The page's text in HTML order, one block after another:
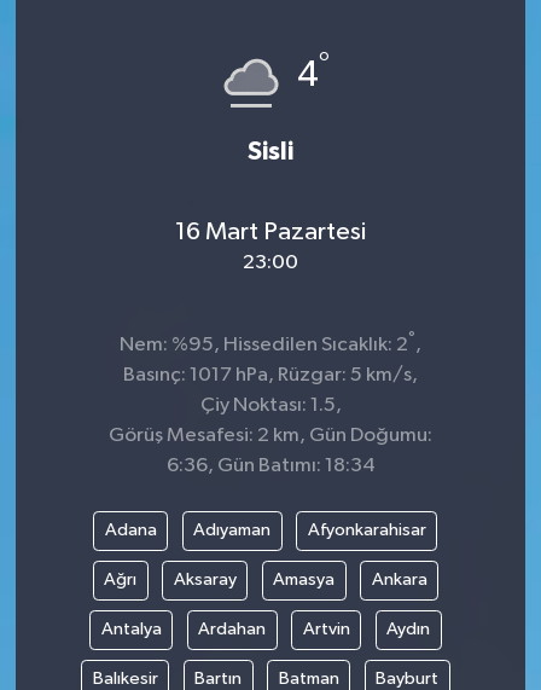
4°
Sisli
16 Mart Pazartesi
23:00
Nem: %95, Hissedilen Sıcaklık: 2° ,
Basınç: 1017 hPa, Rüzgar: 5 km/s,
Çiy Noktası: 1.5,
Görüş Mesafesi: 2 km, Gün Doğumu:
6:36, Gün Batımı: 18:34
Adana Adıyaman Afyonkarahisar
Ağrı Aksaray Amasya Ankara
Antalya Ardahan Artvin Aydın
Balıkesir Bartın Batman Bayburt